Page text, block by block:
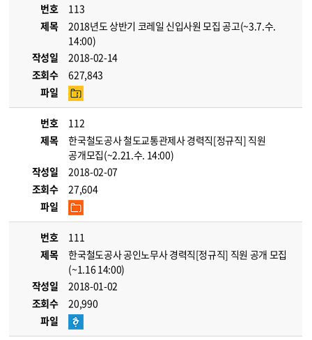
번호
113
제목
2018년도 상반기 코레일 신입사원 모집 공고(~3.7.수.
14:00)
작성일
2018-02-14
조회수
627,843
파일
번호
112
제목
한국철도공사 철도교통관제사 경력직[정규직] 직원
공개모집(~2.21.수. 14:00)
작성일
2018-02-07
조회수
27,604
파일
번호
111
제목
한국철도공사 공인노무사 경력직[정규직] 직원 공개 모집
(~1.16 14:00)
작성일
2018-01-02
조회수
20,990
파일